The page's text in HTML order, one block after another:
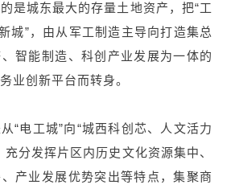
是城东最大的存量土地资产，把“工
城”，由从军工制造主导向打造集总
智能制造、科创产业发展为一体的
业创新平台而转身。
“电工城”向“城西科创芯、人文活力
分发挥片区内历史文化资源集中、
产业发展优势突出等特点，集聚商